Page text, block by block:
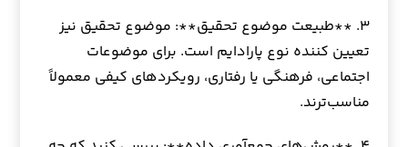
۳. **طبیعت موضوع تحقیق**: موضوع تحقیق نیز
تعیین کننده نوع پارادایم است. برای موضوعات
اجتماعی، فرهنگی یا رفتاری، رویکردهای کیفی معمولاً
مناسب‌ترند.